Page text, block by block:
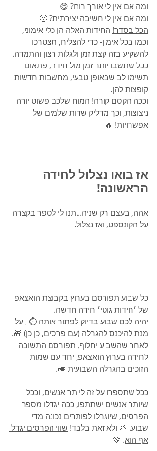
ומה אם אין לי אורך רוח? 😋
ומה אם אין לי חשיבה יצירתית? 🙁
הכל בסדר! החידות האלה הן כלי אימוני,
וכמו בכל אימון- כדי להצליח, תצטרכו
להשקיע בזה קצת זמן ולגלות רצון והתמדה.
ככל שתשבו יותר זמן מול חידה, פתאום
תשימו לב שבאופן טבעי, מחשבות חדשות
קופצות להן.
וככה הקסם קורה! המוח שלכם פשוט יורה
ניצוצות, וכך מדליק שדות שלמים של
אפשרויות! 🔥
אז בואו נצלול לחידה
הראשונה!
אהה, בעצם רק שניה...תנו לי לספר בקצרה
על הקונספט, ואז נצלול.
כל שבוע תפורסם בערוץ בקבוצת הואצאפ
של ׳חידות גוטי׳ חידה חדשה.
יהיה לכם שבוע בדיוק לפתור אותה ⏱️ , על
מנת להיכנס להגרלה (עם פרסים, כן כן) 🎁.
לאחר שהשבוע יחלוף, תפורסם התשובה
לחידה בערוץ הואצאפ, יחד עם שמות
הזוכים בהגרלה השבועית 🎺.
ככל שתספרו על זה ליותר אנשים, וככל
שיותר אנשים ישתתפו, ככה יגדלו מספר
הפרסים, שיוגרלו לפותרים נכונה מדי
שבוע. 🌱 ולא זאת בלבד! שווי הפרסים יגדל
אף הוא. 💚